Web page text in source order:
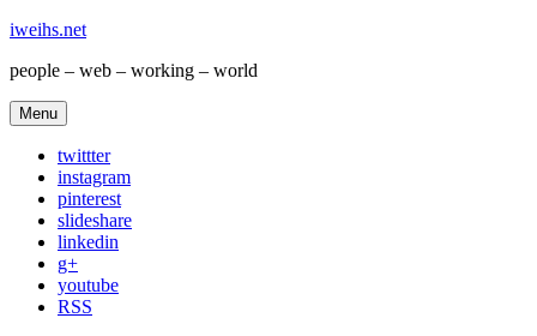
iweihs.net
people – web – working – world
Menu
twittter
instagram
pinterest
slideshare
linkedin
g+
youtube
RSS